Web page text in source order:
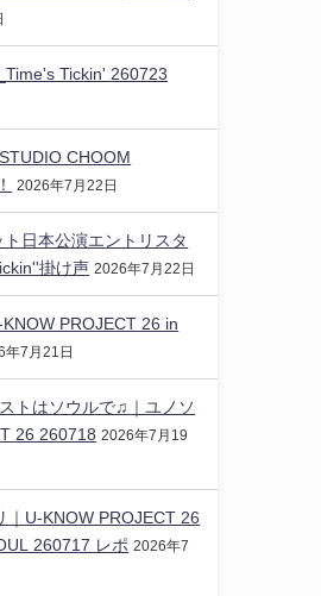
Tickin' 260723
CHOOM
2026年7月22日
日本公演エントリスタ
掛け声 2026年7月22日
PROJECT 26 in
年7月21日
トはソウルで♫｜ユノソ
26 260718 2026年7月19
U-KNOW PROJECT 26
260717 レポ 2026年7